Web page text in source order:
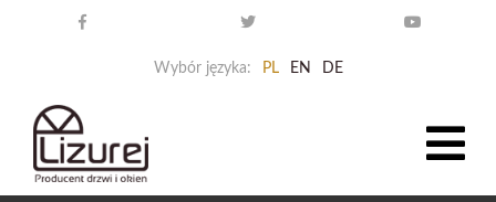
Wybór języka: PL EN DE